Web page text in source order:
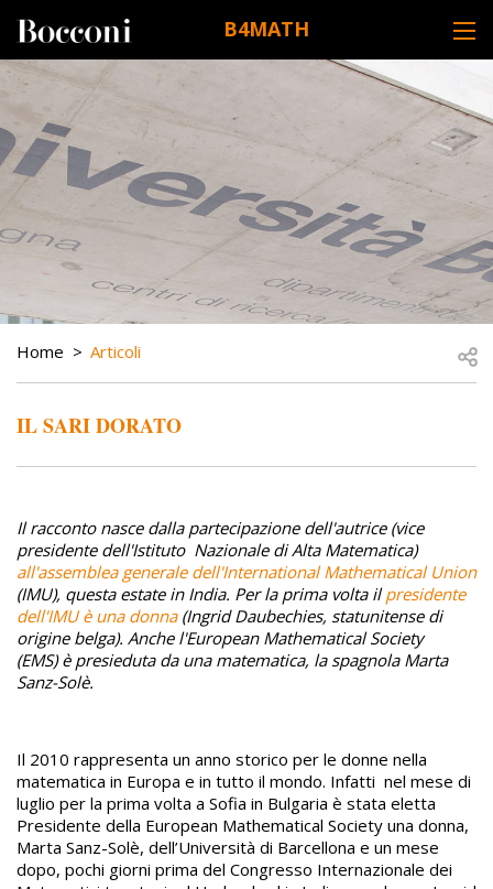
B4MATH
DESK NAVIGATION
BREADCRUMB
Home Articoli
IL SARI DORATO
Il racconto nasce dalla partecipazione dell'autrice (vice
presidente dell'Istituto Nazionale di Alta Matematica)
all'assemblea generale dell'International Mathematical Union
(IMU), questa estate in India. Per la prima volta ilpresidente
dell'IMU è una donna(Ingrid Daubechies, statunitense di
origine belga). Anche l'European Mathematical Society
(EMS) è presieduta da una matematica, la spagnola Marta
Sanz-Solè.
Il 2010 rappresenta un anno storico per le donne nella
matematica in Europa e in tutto il mondo. Infatti nel mese di
luglio per la prima volta a Sofia in Bulgaria è stata eletta
Presidente della European Mathematical Society una donna,
Marta Sanz-Solè, dell’Università di Barcellona e un mese
dopo, pochi giorni prima del Congresso Internazionale dei